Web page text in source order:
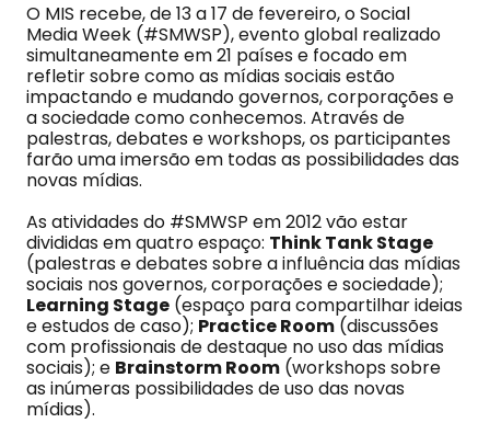
O MIS recebe, de 13 a 17 de fevereiro, o Social
Media Week (#SMWSP), evento global realizado
simultaneamente em 21 países e focado em
refletir sobre como as mídias sociais estão
impactando e mudando governos, corporações e
a sociedade como conhecemos. Através de
palestras, debates e workshops, os participantes
farão uma imersão em todas as possibilidades das
novas mídias.
As atividades do #SMWSP em 2012 vão estar
divididas em quatro espaço: Think Tank Stage
(palestras e debates sobre a influência das mídias
sociais nos governos, corporações e sociedade);
Learning Stage (espaço para compartilhar ideias
e estudos de caso); Practice Room (discussões
com profissionais de destaque no uso das mídias
sociais); e Brainstorm Room (workshops sobre
as inúmeras possibilidades de uso das novas
mídias).